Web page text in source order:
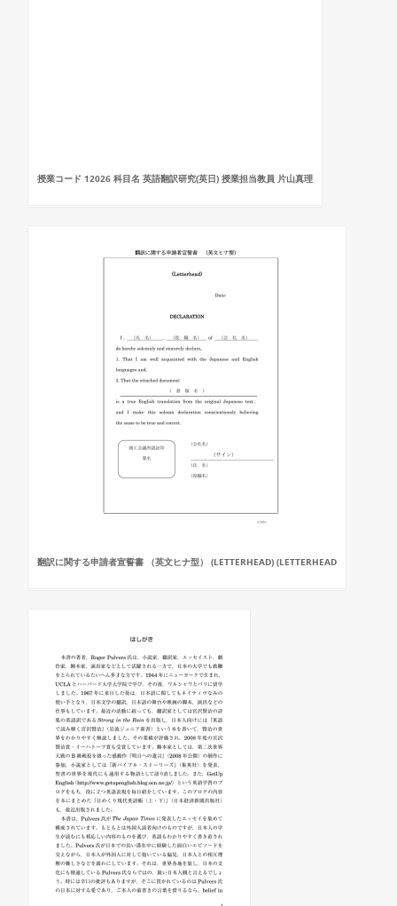
授業コード 12026 科目名 英語翻訳研究(英日) 授業担当教員 片山真理
翻訳に関する申請者宣誓書 （英文ヒナ型） (LETTERHEAD) (LETTERHEAD